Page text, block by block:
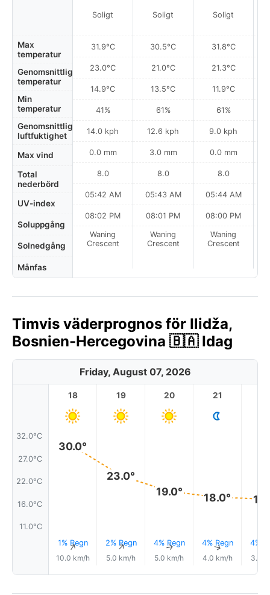
Max
temperatur
Genomsnittlig
temperatur
Min
temperatur
Genomsnittlig
luftfuktighet
Max vind
Total
nederbörd
UV-index
Soluppgång
Solnedgång
Månfas
Soligt
31.9°C
23.0°C
14.9°C
41%
14.0 kph
0.0 mm
8.0
05:42 AM
08:02 PM
Waning
Crescent
Soligt
30.5°C
21.0°C
13.5°C
61%
12.6 kph
3.0 mm
8.0
05:43 AM
08:01 PM
Waning
Crescent
Soligt
31.8°C
21.3°C
11.9°C
61%
9.0 kph
0.0 mm
8.0
05:44 AM
08:00 PM
Waning
Crescent
Timvis väderprognos för Ilidža,
Bosnien-Hercegovina 🇧🇦 Idag
Friday, August 07, 2026
32.0°C
27.0°C
22.0°C
16.0°C
11.0°C
18
30.0°
1% Regn
↑
10.0 km/h
19
23.0°
2% Regn
↑
5.0 km/h
20
19.0°
4% Regn
↑
5.0 km/h
21
18.0°
4% Regn
↑
4.0 km/h
4%
3.0